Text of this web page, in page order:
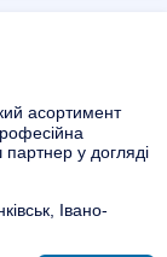
асортимент
партнер у догляді
Івано-